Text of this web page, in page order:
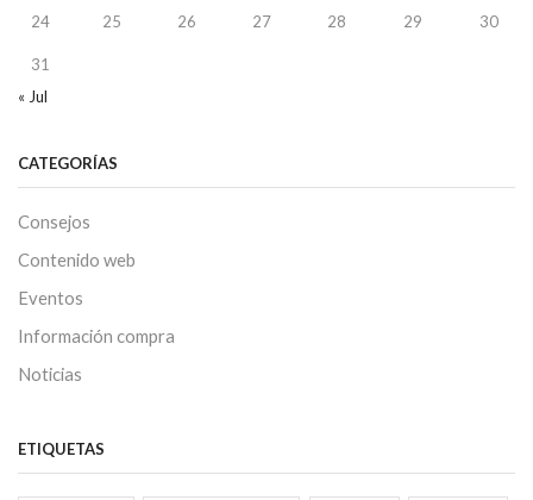
24 25 26 27 28 29 30
31
« Jul
CATEGORÍAS
Consejos
Contenido web
Eventos
Información compra
Noticias
ETIQUETAS